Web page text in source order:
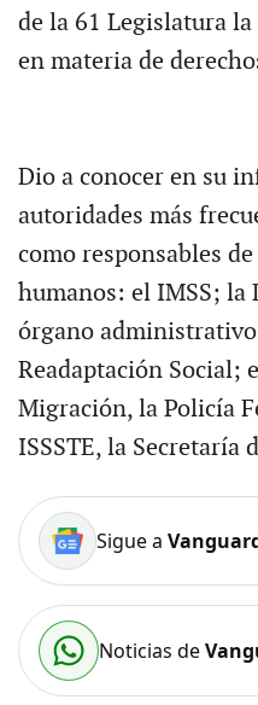
de la 61 Legislatura
en materia de
Dio a conocer en su
autoridades más
como responsables
humanos: el IMSS; la
órgano
Readaptación Social;
Migración, la Policía
ISSSTE, la Secretaría
Sigue a
Noticias de